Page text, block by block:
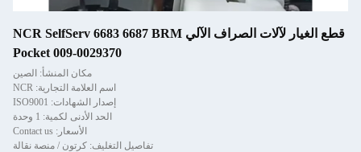
قطع الغيار لآلات الصراف الآلي NCR SelfServ 6683 6687 BRM
Pocket 009-0029370
مكان المنشأ: الصين
اسم العلامة التجارية: NCR
إصدار الشهادات: ISO9001
الحد الأدنى لكمية: 1 وحدة
الأسعار: Contact us
تفاصيل التغليف: كرتون / منصة نقالة